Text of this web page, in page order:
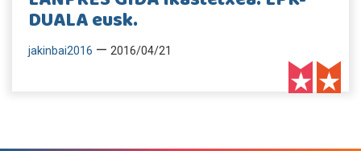
DUALA eusk.
jakinbai2016 — 2016/04/21